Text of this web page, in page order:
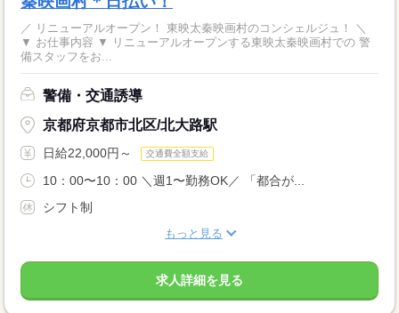
／ リニューアルオープン！ 東映太秦映画村のコンシェルジュ！ ＼
▼ お仕事内容 ▼ リニューアルオープンする東映太秦映画村での 警
備スタッフをお...
警備・交通誘導
京都府京都市北区/北大路駅
日給22,000円～ 交通費全額支給
10：00〜10：00 ＼週1〜勤務OK／ 「都合が...
シフト制
もっと見る
求人詳細を見る